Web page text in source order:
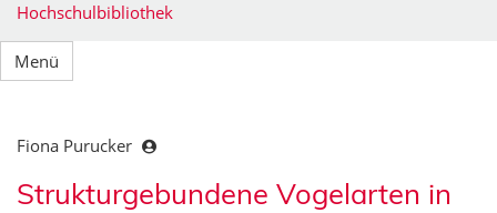
Hochschulbibliothek
Menü
Fiona Purucker
Strukturgebundene Vogelarten in